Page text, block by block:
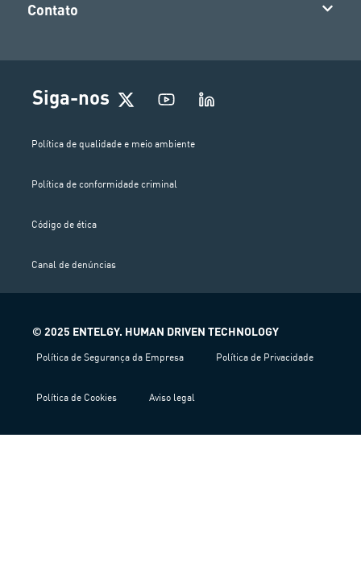
Contato
Siga-nos
Política de qualidade e meio ambiente
Política de conformidade criminal
Código de ética
Canal de denúncias
© 2025 ENTELGY. HUMAN DRIVEN TECHNOLOGY
Política de Segurança da Empresa Política de Privacidade
Política de Cookies Aviso legal